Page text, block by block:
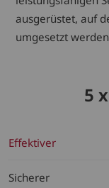
ausgerüstet, auf
umgesetzt
5
Effektiver
Sicherer